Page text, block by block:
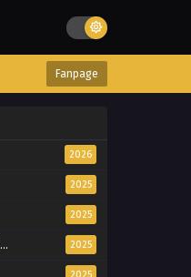
Fanpage
2026
2025
2025
2025